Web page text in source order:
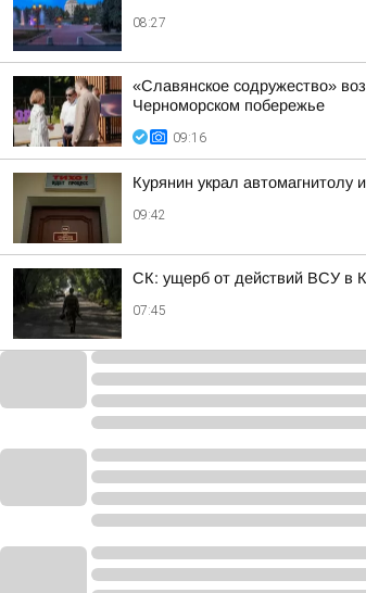
08:27
«Славянское содружество»
Черноморском побережье
09:16
Курянин украл автомагнитолу
09:42
СК: ущерб от действий ВСУ в
07:45